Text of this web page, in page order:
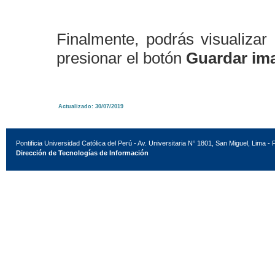
Finalmente, podrás
presionar el botón Guardar
Actualizado: 30/07/2019
Pontificia Universidad Católica del Perú - Av. Universitaria N° 1801, San Miguel, Lima -
Dirección de Tecnologías de Información